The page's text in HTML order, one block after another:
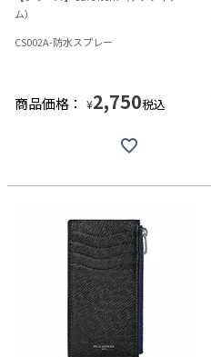
ム）
CS002A-防水スプレー
商品価格： ¥2,750税込